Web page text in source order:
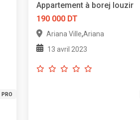
PRO
Appartement à borej louzir
190 000 DT
Ariana Ville,Ariana
13 avril 2023